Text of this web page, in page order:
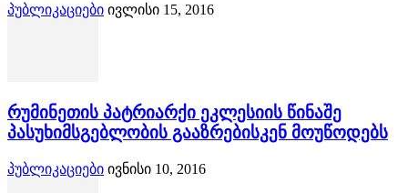
პუბლიკაციები ივლისი 15, 2016
რუმინეთის პატრიარქი ეკლესიის წინაშე
პასუხიმსგებლობის გააზრებისკენ მოუწოდებს
პუბლიკაციები ივნისი 10, 2016